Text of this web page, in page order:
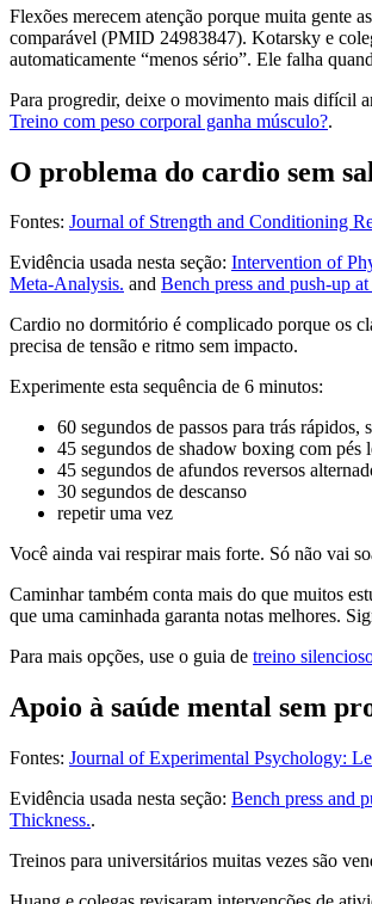
Flexões merecem atenção porque muita gente
comparável (PMID 24983847). Kotarsky e
automaticamente “menos sério”. Ele falha
Para progredir, deixe o movimento mais difícil
Treino com peso corporal ganha músculo?.
O problema do cardio sem
Fontes: Journal of Strength and Conditioning
Evidência usada nesta seção: Intervention of
Meta-Analysis. and Bench press and push-up
Cardio no dormitório é complicado porque os
precisa de tensão e ritmo sem impacto.
Experimente esta sequência de 6 minutos:
60 segundos de passos para trás rápidos,
45 segundos de shadow boxing com pés
45 segundos de afundos reversos
30 segundos de descanso
repetir uma vez
Você ainda vai respirar mais forte. Só não vai
Caminhar também conta mais do que muitos
que uma caminhada garanta notas melhores.
Para mais opções, use o guia de treino
Apoio à saúde mental sem
Fontes: Journal of Experimental Psychology:
Evidência usada nesta seção: Bench press and
Thickness..
Treinos para universitários muitas vezes são